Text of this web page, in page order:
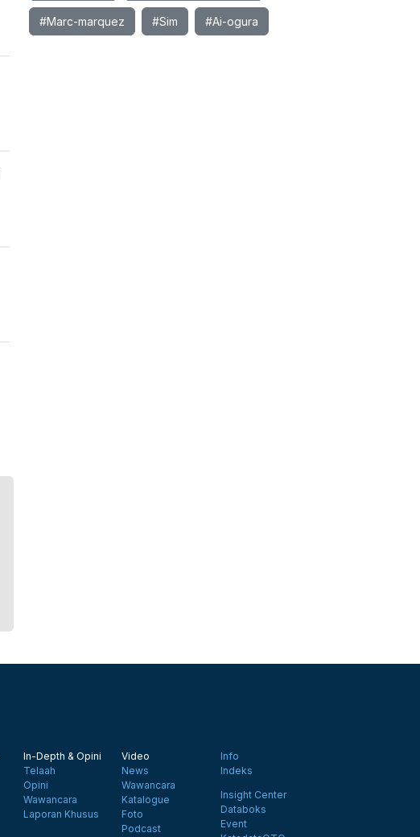
#Marc-marquez #Sim #Ai-ogura
In-Depth & Opini
Telaah
Opini
Wawancara
Laporan Khusus
Video
News
Wawancara
Katalogue
Foto
Podcast
Info
Indeks
Insight Center
Databoks
Event